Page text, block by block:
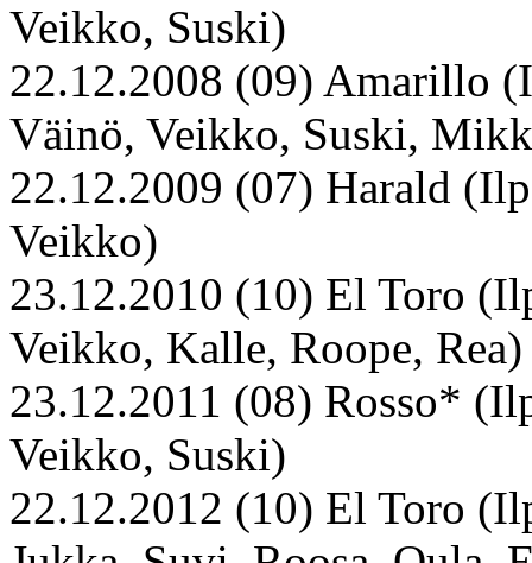
Veikko, Suski)
22.12.2008 (09) Amarillo
Väinö, Veikko, Suski,
22.12.2009 (07) Harald
Veikko)
23.12.2010 (10) El Toro
Veikko, Kalle, Roope, Rea)
23.12.2011 (08) Rosso*
Veikko, Suski)
22.12.2012 (10) El Toro